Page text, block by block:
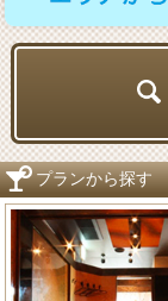
プランから探す